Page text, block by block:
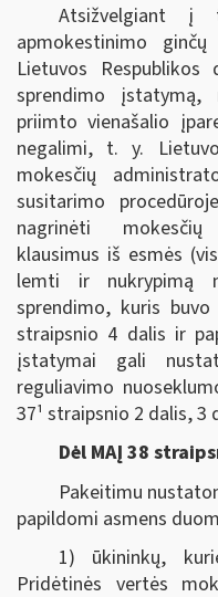
Atsižvelgiant į
apmokestinimo
Lietuvos Respublikos
sprendimo įstatymą,
priimto vienašalio
negalimi, t. y.
mokesčių
susitarimo
nagrinėti
klausimus iš esmės
lemti ir nukrypimą
sprendimo, kuris
straipsnio 4 dalis ir
įstatymai gali
reguliavimo
37¹ straipsnio 2 dalis, 3
Dėl MAĮ 38
Pakeitimu
papildomi asmens
1) ūkininkų,
Pridėtinės vertės